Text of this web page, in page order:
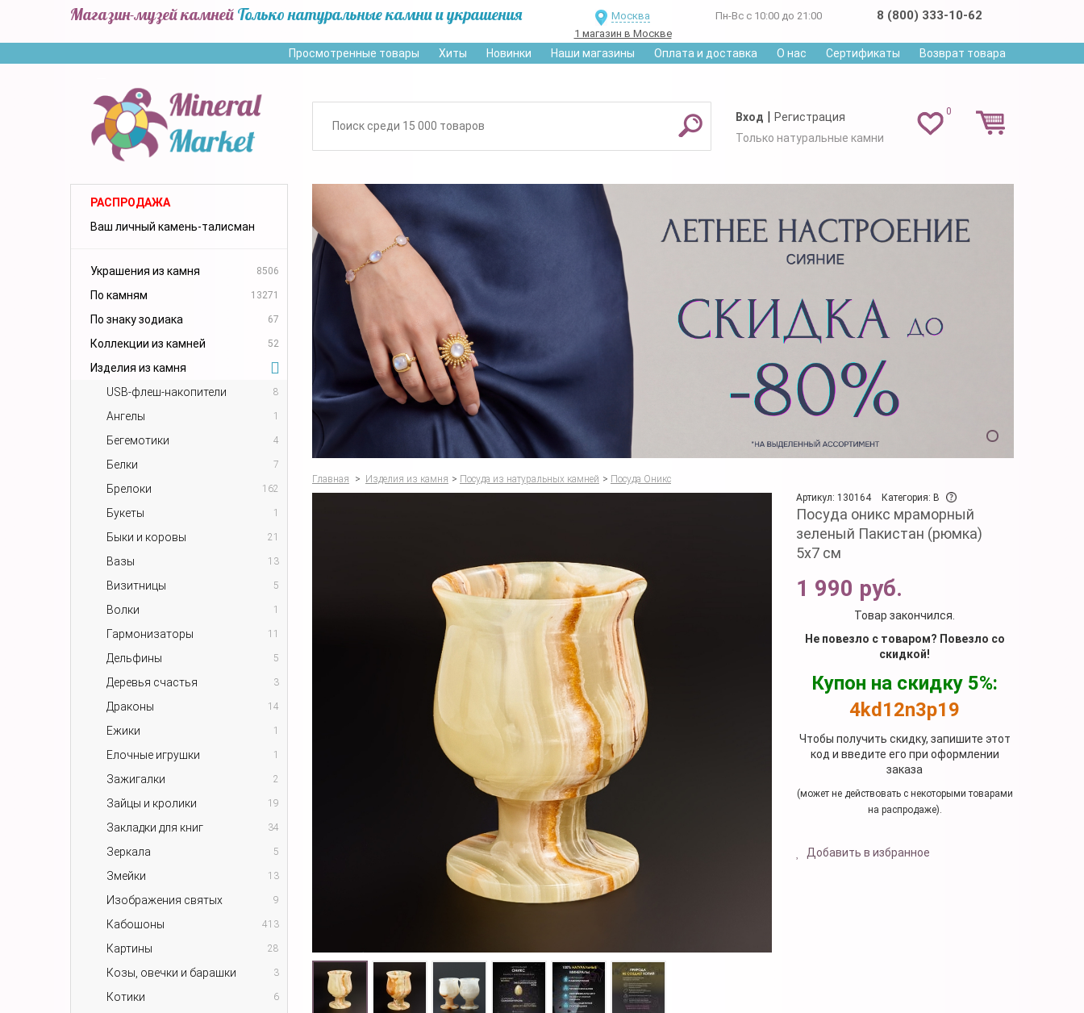
Магазин-музей камней Только натуральные камни и украшения
Москва
1 магазин в Москве
Пн-Вс с 10:00 до 21:00 8 (800) 333-10-62
Просмотренные товары Хиты Новинки Наши магазины Оплата и доставка О нас Сертификаты Возврат товара
0
Вход | Регистрация
Только натуральные камни
РАСПРОДАЖА
Ваш личный камень-талисман
Украшения из камня 8506
По камням 13271
По знаку зодиака 67
Коллекции из камней 52
Изделия из камня
USB-флеш-накопители
8
Ангелы 1
Бегемотики 4
Белки 7
Брелоки 162
Букеты 1
Быки и коровы 21
Вазы 13
Визитницы 5
Волки 1
Гармонизаторы 11
Дельфины 5
Деревья счастья 3
Драконы 14
Ежики 1
Елочные игрушки 1
Зажигалки 2
Зайцы и кролики 19
Закладки для книг 34
Зеркала 5
Змейки 13
Изображения святых 9
Кабошоны 413
Картины 28
Козы, овечки и барашки 3
Котики 6
Главная > Изделия из камня > Посуда из натуральных камней > Посуда Оникс
Артикул: 130164
Категория: B
Посуда оникс мраморный
зеленый Пакистан (рюмка)
5х7 см
1 990 руб.
Товар закончился.
Не повезло с товаром? Повезло со
скидкой!
Купон на скидку 5%:
4kd12n3p19
Чтобы получить скидку, запишите этот
код и введите его при оформлении
заказа
(может не действовать с некоторыми товарами
на распродаже).
Добавить в избранное